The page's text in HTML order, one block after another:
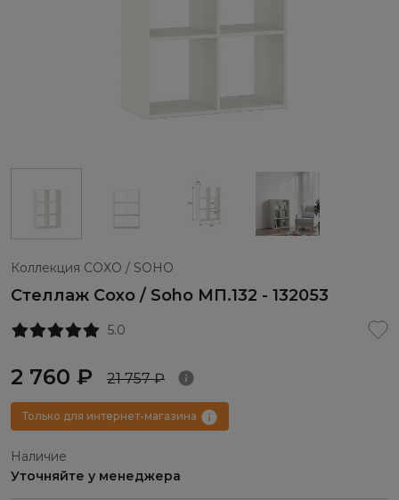
Коллекция СОХО / SOHO
Стеллаж Сохо / Soho МП.132 - 132053
5.0
2 760 ₽ 21 757 ₽
Только для интернет-магазина
Наличие
Уточняйте у менеджера